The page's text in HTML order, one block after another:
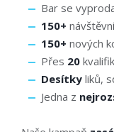
Bar se
150+
150+ nových
Přes 20
Desítky liků,
Jedna z